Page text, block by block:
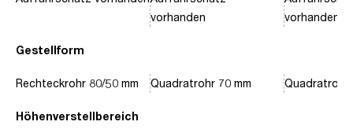
Gestellform
Höhenverstellbereich
Rechteckrohr 80/50 mm
vorhanden
Quadratrohr 70 mm
vorhanden
Quadratrohr